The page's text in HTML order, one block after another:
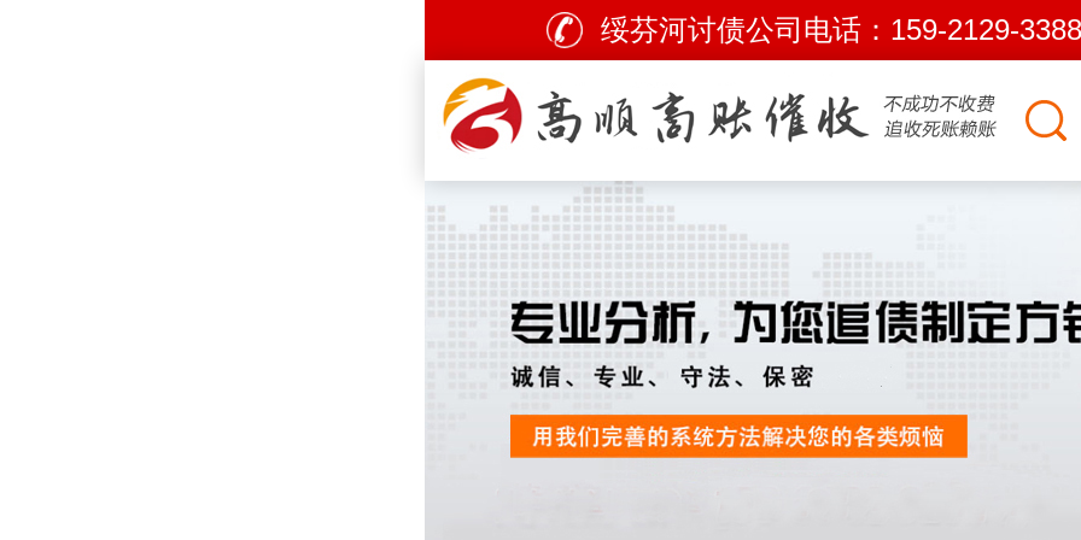
绥芬河讨债公司电话： 159-2129-3388